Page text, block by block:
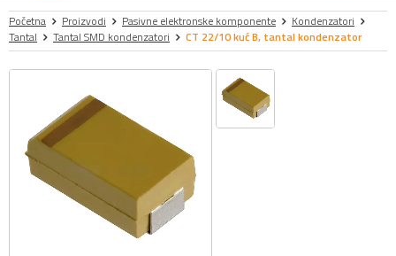
Početna Proizvodi Pasivne elektronske komponente
Kondenzatori
Tantal
Tantal SMD kondenzatori CT 22/10 kuć B, tantal kondenzator